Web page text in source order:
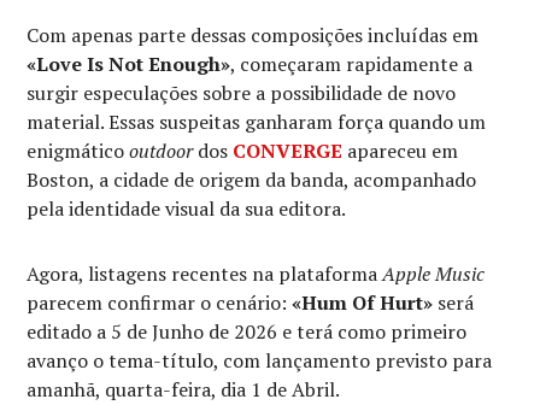
Com apenas parte dessas composições incluídas em
«Love Is Not Enough», começaram rapidamente a
surgir especulações sobre a possibilidade de novo
material. Essas suspeitas ganharam força quando um
enigmáticooutdoordos CONVERGE apareceu em
Boston, a cidade de origem da banda, acompanhado
pela identidade visual da sua editora.
Agora, listagens recentes na plataformaApple Music
parecem confirmar o cenário:«Hum Of Hurt» será
editado a 5 de Junho de 2026 e terá como primeiro
avanço o tema-título, com lançamento previsto para
amanhã, quarta-feira, dia 1 de Abril.